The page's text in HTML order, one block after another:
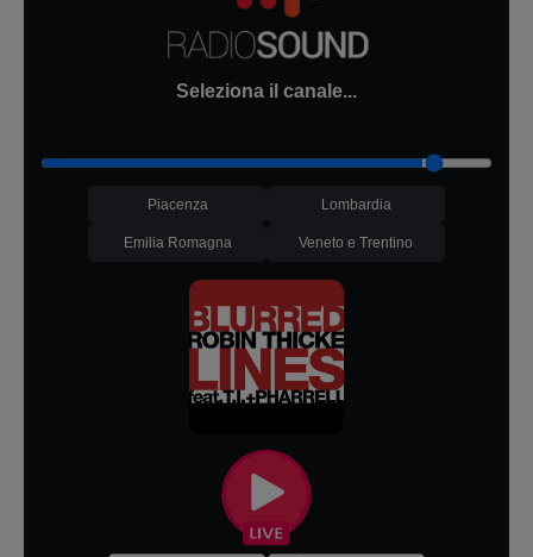
Seleziona il canale...
Piacenza Lombardia
Emilia Romagna Veneto e Trentino